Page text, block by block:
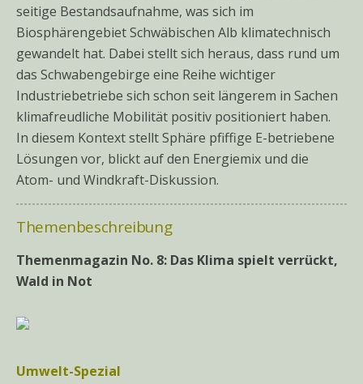
seitige Bestandsaufnahme, was sich im
Biosphärengebiet Schwäbischen Alb klimatechnisch
gewandelt hat. Dabei stellt sich heraus, dass rund um
das Schwabengebirge eine Reihe wichtiger
Industriebetriebe sich schon seit längerem in Sachen
klimafreudliche Mobilität positiv positioniert haben.
In diesem Kontext stellt Sphäre pfiffige E-betriebene
Lösungen vor, blickt auf den Energiemix und die
Atom- und Windkraft-Diskussion.
Themenbeschreibung
Themenmagazin No. 8: Das Klima spielt verrückt,
Wald in Not
Umwelt-Spezial